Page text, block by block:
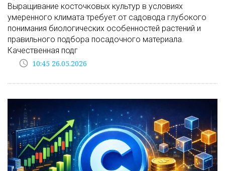
Выращивание косточковых культур в условиях
умеренного климата требует от садовода глубокого
понимания биологических особенностей растений и
правильного подбора посадочного материала.
Качественная подг
access_time 10:45 26.05.2026